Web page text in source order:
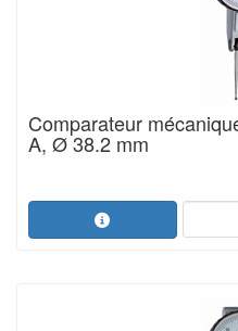
Comparateur
A, Ø 38.2 mm